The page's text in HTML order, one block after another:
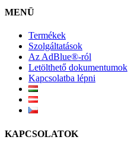
MENÜ
Termékek
Szolgáltatások
Az AdBlue®-ról
Letölthető dokumentumok
Kapcsolatba lépni
KAPCSOLATOK